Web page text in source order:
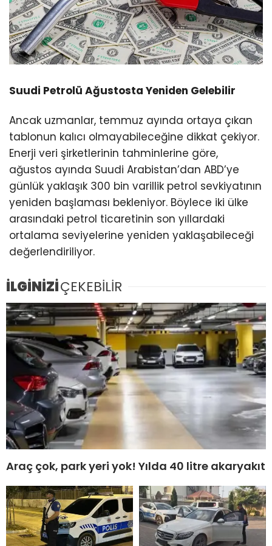
Suudi Petrolü Ağustosta Yeniden Gelebilir
Ancak uzmanlar, temmuz ayında ortaya çıkan
tablonun kalıcı olmayabileceğine dikkat çekiyor.
Enerji veri şirketlerinin tahminlerine göre,
ağustos ayında Suudi Arabistan’dan ABD’ye
günlük yaklaşık 300 bin varillik petrol sevkiyatının
yeniden başlaması bekleniyor. Böylece iki ülke
arasındaki petrol ticaretinin son yıllardaki
ortalama seviyelerine yeniden yaklaşabileceği
değerlendiriliyor.
İLGİNİZİÇEKEBİLİR
Araç çok, park yeri yok! Yılda 40 litre akaryakıt